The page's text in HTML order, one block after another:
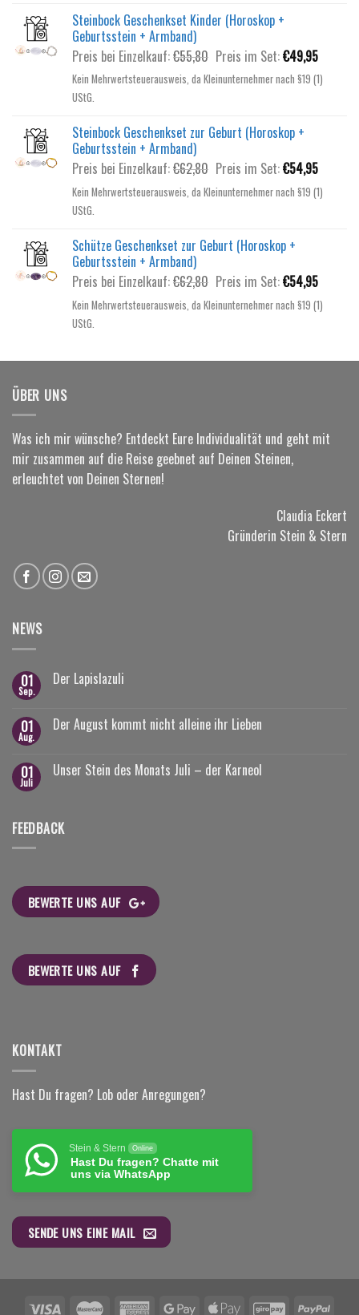
Steinbock Geschenkset Kinder (Horoskop +
Geburtsstein + Armband)
Preis bei Einzelkauf:€55,80 Ursprünglicher
Preis
war:
Preis im Set:€49,95
Preis
ist:
Kein Mehrwertsteuerausweis, da Kleinunternehmer nach §19 (1)
UStG.
Steinbock Geschenkset zur Geburt (Horoskop +
Geburtsstein + Armband)
Preis bei Einzelkauf:€62,80 Ursprünglicher
Preis
war:
Preis im Set:€54,95
Preis
ist:
Kein Mehrwertsteuerausweis, da Kleinunternehmer nach §19 (1)
UStG.
Schütze Geschenkset zur Geburt (Horoskop +
Geburtsstein + Armband)
Preis bei Einzelkauf:€62,80 Ursprünglicher
Preis
war:
Preis im Set:€54,95
Preis
ist:
Kein Mehrwertsteuerausweis, da Kleinunternehmer nach §19 (1)
UStG.
ÜBER UNS
Was ich mir wünsche? Entdeckt Eure Individualität und geht mit
mir zusammen auf die Reise geebnet auf Deinen Steinen,
erleuchtet von Deinen Sternen!
Claudia Eckert
Gründerin Stein & Stern
NEWS
01
Sep.
Der Lapislazuli
01
Aug.
Der August kommt nicht alleine ihr Lieben
01
Juli
Unser Stein des Monats Juli – der Karneol
FEEDBACK
BEWERTE UNS AUF
BEWERTE UNS AUF
KONTAKT
Hast Du fragen? Lob oder Anregungen?
Stein & Stern Online
Hast Du fragen? Chatte mit
uns via WhatsApp
SENDE UNS EINE MAIL